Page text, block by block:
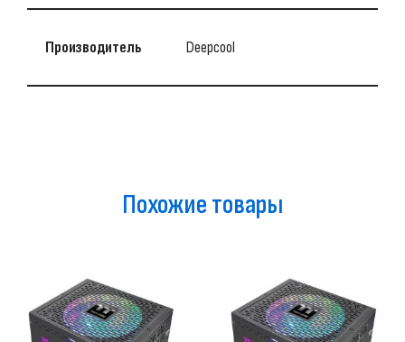
Производитель Deepcool
Похожие товары